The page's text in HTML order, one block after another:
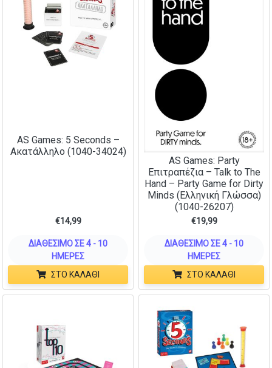
AS Games: 5 Seconds –
Ακατάλληλο (1040-34024)
€14,99
ΔΙΑΘΈΣΙΜΟ ΣΕ 4 - 10
ΗΜΈΡΕΣ
ΣΤΟ ΚΑΛΆΘΙ
AS Games: Party
Επιτραπέζια – Talk to The
Hand – Party Game for Dirty
Minds (Ελληνική Γλώσσα)
(1040-26207)
€19,99
ΔΙΑΘΈΣΙΜΟ ΣΕ 4 - 10
ΗΜΈΡΕΣ
ΣΤΟ ΚΑΛΆΘΙ